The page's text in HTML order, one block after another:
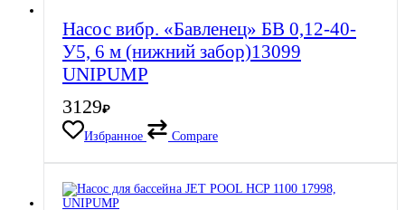
Насос вибр. «Бавленец» БВ 0,12-40-
У5, 6 м (нижний забор)13099
UNIPUMP
3129₽
Избранное
Compare